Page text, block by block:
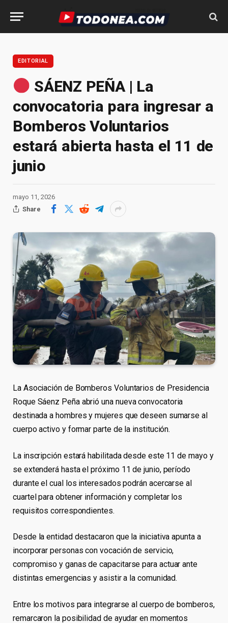
EDITORIAL
SÁENZ PEÑA | La
convocatoria para ingresar a
Bomberos Voluntarios
estará abierta hasta el 11 de
junio
mayo 11, 2026
Share
La Asociación de Bomberos Voluntarios de Presidencia
Roque Sáenz Peña abrió una nueva convocatoria
destinada a hombres y mujeres que deseen sumarse al
cuerpo activo y formar parte de la institución.
La inscripción estará habilitada desde este 11 de mayo y
se extenderá hasta el próximo 11 de junio, período
durante el cual los interesados podrán acercarse al
cuartel para obtener información y completar los
requisitos correspondientes.
Desde la entidad destacaron que la iniciativa apunta a
incorporar personas con vocación de servicio,
compromiso y ganas de capacitarse para actuar ante
distintas emergencias y asistir a la comunidad.
Entre los motivos para integrarse al cuerpo de bomberos,
remarcaron la posibilidad de ayudar en momentos